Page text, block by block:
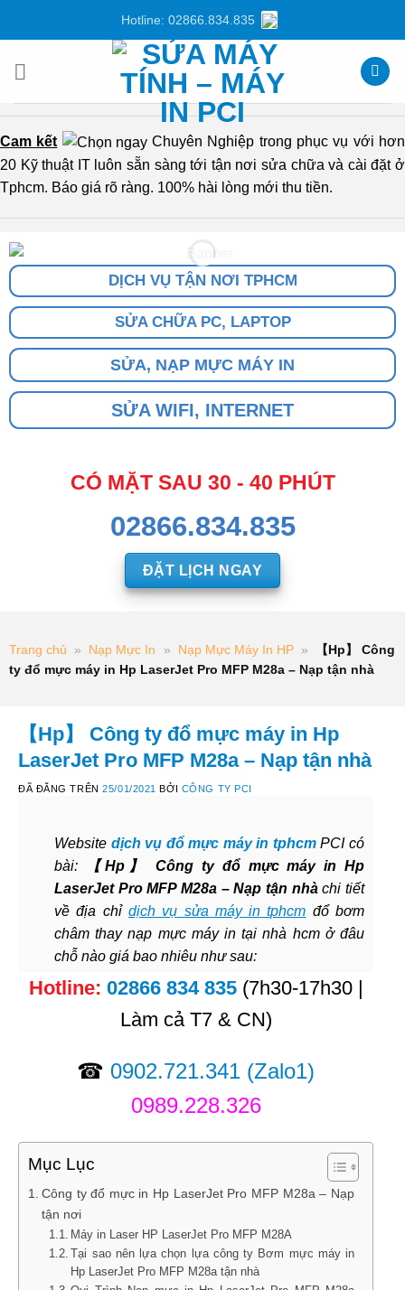
dung
Hotline: 02866.834.835
Cam kết
Chuyên Nghiệp trong phục vụ với hơn
20 Kỹ thuật IT luôn sẵn sàng tới tận nơi sửa chữa và cài đặt ở
Tphcm. Báo giá rõ ràng. 100% hài lòng mới thu tiền.
DỊCH VỤ TẬN NƠI TPHCM
SỬA CHỮA PC, LAPTOP
SỬA, NẠP MỰC MÁY IN
SỬA WIFI, INTERNET
CÓ MẶT SAU 30 - 40 PHÚT
02866.834.835
ĐẶT LỊCH NGAY
Trang chủ » Nạp Mực In » Nạp Mực Máy In HP »
【Hp】 Công
ty đổ mực máy in Hp LaserJet Pro MFP M28a – Nạp tận nhà
【Hp】 Công ty đổ mực máy in Hp
LaserJet Pro MFP M28a – Nạp tận nhà
ĐÃ ĐĂNG TRÊN25/01/2021 BỞI CÔNG TY PCI
Website dịch vụ đổ mực máy in tphcmPCI có
bài:
【Hp】 Công ty đổ mực máy in Hp
LaserJet Pro MFP M28a – Nạp tận nhàchi tiết
về địa chỉ dịch vụ sửa máy in tphcm đổ bơm
châm thay nạp mực máy in tại nhà hcm ở đâu
chỗ nào giá bao nhiêu như sau:
Hotline: 02866 834 835 (7h30-17h30 |
Làm cả T7 & CN)
☎ 0902.721.341 (Zalo1)
0989.228.326
Mục Lục
Công ty đổ mực in Hp LaserJet Pro MFP M28a – Nạp
tận nơi
Máy in Laser HP LaserJet Pro MFP M28A
Tại sao nên lựa chọn lựa công ty Bơm mực máy in
Hp LaserJet Pro MFP M28a tận nhà